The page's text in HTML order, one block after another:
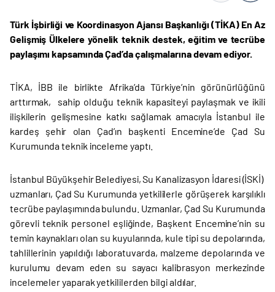
Türk İşbirliği ve Koordinasyon Ajansı Başkanlığı (TİKA) En Az
Gelişmiş Ülkelere yönelik teknik destek, eğitim ve tecrübe
paylaşımı kapsamında Çad’da çalışmalarına devam ediyor.
TİKA, İBB ile birlikte Afrika’da Türkiye’nin görünürlüğünü
arttırmak, sahip olduğu teknik kapasiteyi paylaşmak ve ikili
ilişkilerin gelişmesine katkı sağlamak amacıyla İstanbul ile
kardeş şehir olan Çad’ın başkenti Encemine’de Çad Su
Kurumunda teknik inceleme yaptı.
İstanbul Büyükşehir Belediyesi, Su Kanalizasyon İdaresi (İSKİ)
uzmanları, Çad Su Kurumunda yetkililerle görüşerek karşılıklı
tecrübe paylaşımında bulundu. Uzmanlar, Çad Su Kurumunda
görevli teknik personel eşliğinde, Başkent Encemine’nin su
temin kaynakları olan su kuyularında, kule tipi su depolarında,
tahlillerinin yapıldığı laboratuvarda, malzeme depolarında ve
kurulumu devam eden su sayacı kalibrasyon merkezinde
incelemeler yaparak yetkililerden bilgi aldılar.